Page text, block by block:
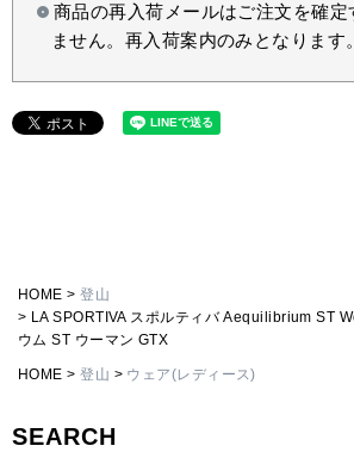
SEARCH
商品の再入荷メールはご注文を確定
ません。再入荷案内のみとなります。
HOME
登山
LA SPORTIVA スポルティバ Aequilibrium ST
ウム ST ウーマン GTX
HOME 登山 ウェア(レディース)